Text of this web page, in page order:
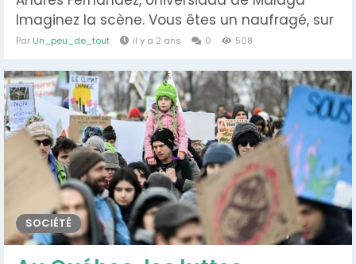
Imaginez la scène. Vous êtes un naufragé, sur
une île déserte entourée d’eau de mer. Et vous
un dilemme torturant : dois-je boire cette eau
salée qui m’entoure, ou alors mourir...
Par Un_peu_de_tout il y a 2 ans 0 508
SOCIÉTÉ